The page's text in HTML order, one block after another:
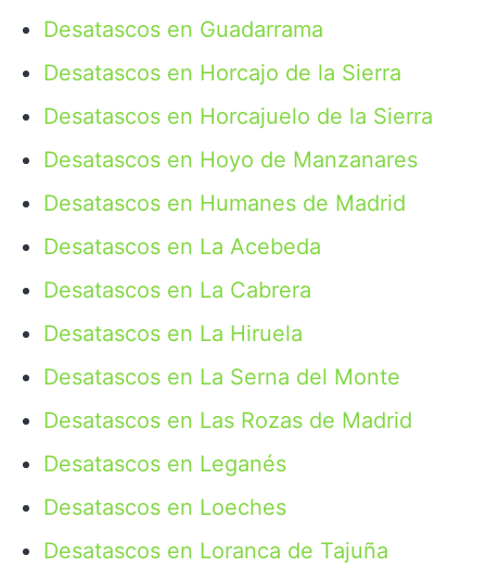
Desatascos en Guadarrama
Desatascos en Horcajo de la Sierra
Desatascos en Horcajuelo de la Sierra
Desatascos en Hoyo de Manzanares
Desatascos en Humanes de Madrid
Desatascos en La Acebeda
Desatascos en La Cabrera
Desatascos en La Hiruela
Desatascos en La Serna del Monte
Desatascos en Las Rozas de Madrid
Desatascos en Leganés
Desatascos en Loeches
Desatascos en Loranca de Tajuña